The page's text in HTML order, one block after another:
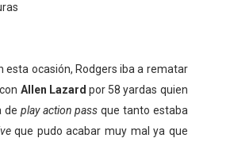
esta ocasión, Rodgers iba a rematar
Allen Lazard por 58 yardas quien
de play action pass que tanto estaba
que pudo acabar muy mal ya que